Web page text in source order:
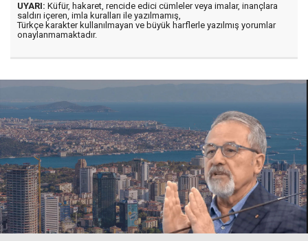
UYARI: Küfür, hakaret, rencide edici cümleler veya imalar, inançlara
saldırı içeren, imla kuralları ile yazılmamış,
Türkçe karakter kullanılmayan ve büyük harflerle yazılmış yorumlar
onaylanmamaktadır.